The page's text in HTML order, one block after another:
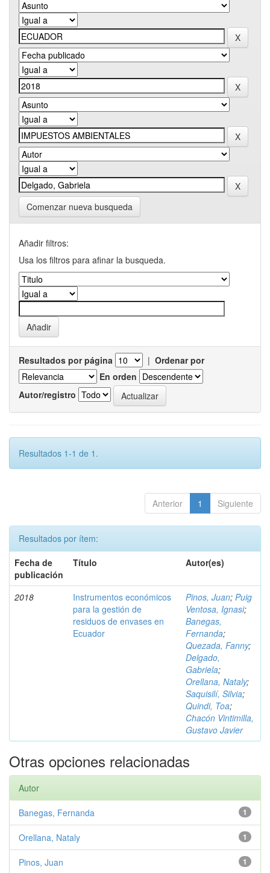
Comenzar nueva busqueda
Añadir filtros:
Usa los filtros para afinar la busqueda.
Resultados por página | Ordenar por
En orden
Autor/registro
Resultados 1-1 de 1.
Anterior 1 Siguiente
Resultados por ítem:
Fecha de
publicación
Título Autor(es)
2018
Instrumentos económicos
para la gestión de
residuos de envases en
Ecuador
Pinos, Juan; Puig
Ventosa, Ignasi;
Banegas,
Fernanda;
Quezada, Fanny;
Delgado,
Gabriela;
Orellana, Nataly;
Saquisilí, Silvia;
Quindi, Toa;
Chacón Vintimilla,
Gustavo Javier
Otras opciones relacionadas
Autor
1
Banegas, Fernanda
1
Orellana, Nataly
1
Pinos, Juan